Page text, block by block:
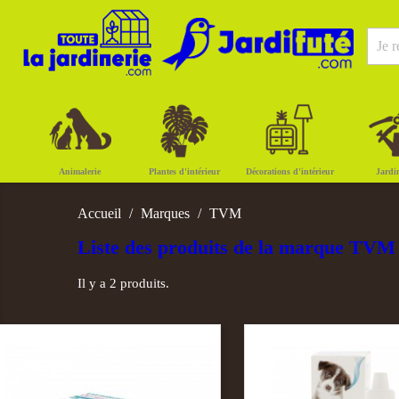
Animalerie Plantes d'intérieur Décorations d'intérieur
Accueil Marques TVM
Liste des produits de la marque TVM
Il y a 2 produits.